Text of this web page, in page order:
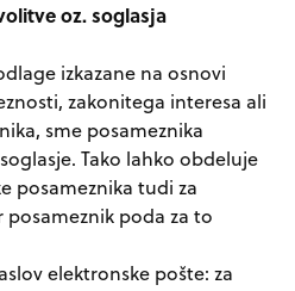
oz. soglasja
izkazane na osnovi
zakonitega interesa ali
sme posameznika
Tako lahko obdeluje
posameznika tudi za
poda za to
elektronske pošte: za